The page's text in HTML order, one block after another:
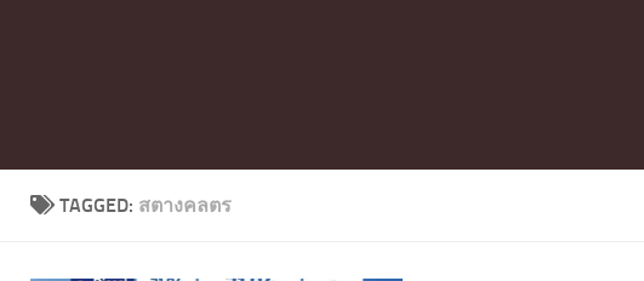
TAGGED: สตางคลตร